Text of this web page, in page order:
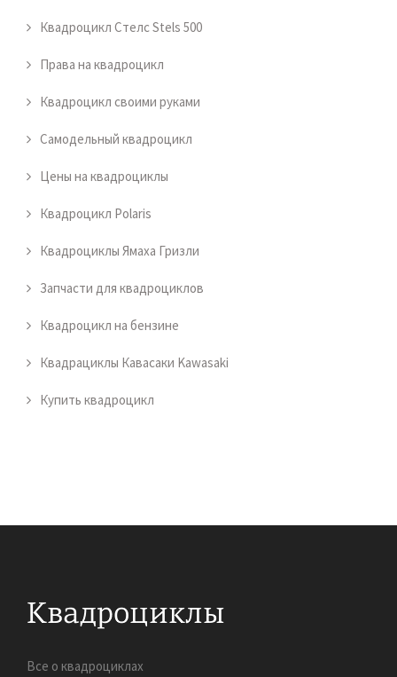
Квадроцикл Стелс Stels 500
Права на квадроцикл
Квадроцикл своими руками
Самодельный квадроцикл
Цены на квадроциклы
Квадроцикл Polaris
Квадроциклы Ямаха Гризли
Запчасти для квадроциклов
Квадроцикл на бензине
Квадрациклы Кавасаки Kawasaki
Купить квадроцикл
Все о квадроциклах